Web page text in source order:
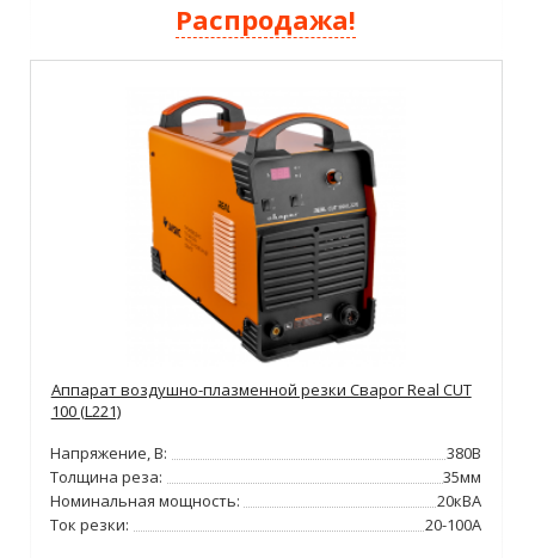
Распродажа!
Аппарат воздушно-плазменной резки Сварог Real CUT
100 (L221)
Напряжение, В:
380В
Толщина реза:
35мм
Номинальная мощность:
20кВА
Ток резки:
20-100А